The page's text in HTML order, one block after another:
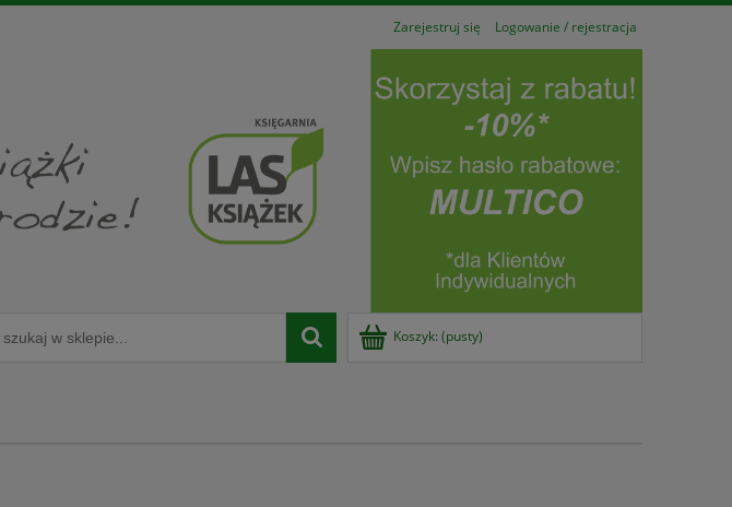
Zarejestruj się Logowanie / rejestracja
Koszyk: (pusty)